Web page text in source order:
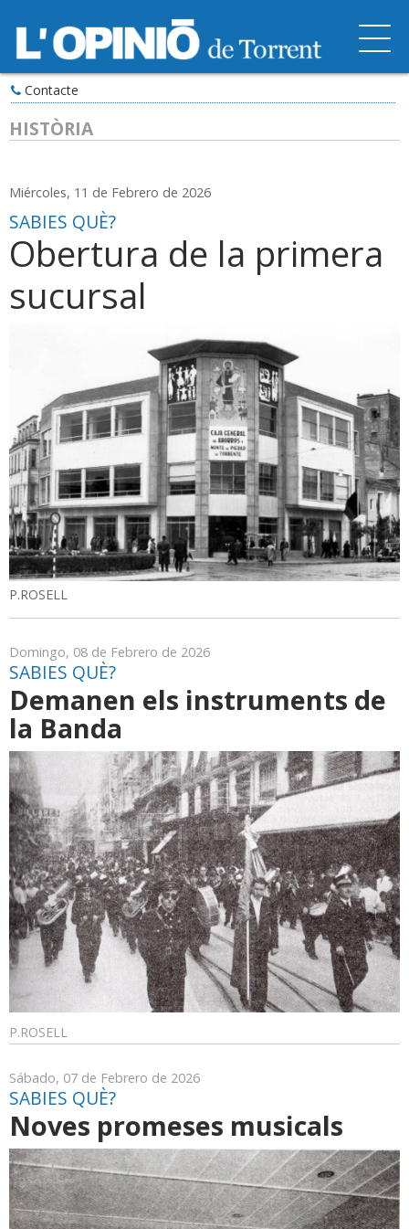
Contacte
HISTÒRIA
Miércoles, 11 de Febrero de 2026
SABIES QUÈ?
Obertura de la primera
sucursal
P.ROSELL
Domingo, 08 de Febrero de 2026
SABIES QUÈ?
Demanen els instruments de
la Banda
P.ROSELL
Sábado, 07 de Febrero de 2026
SABIES QUÈ?
Noves promeses musicals